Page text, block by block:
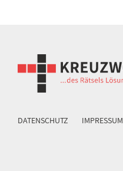
DATENSCHUTZ IMPRESSUM